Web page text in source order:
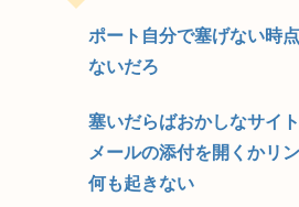
ポート自分で塞げない時
ないだろ
塞いだらばおかしなサイ
メールの添付を開くかリ
何も起きない